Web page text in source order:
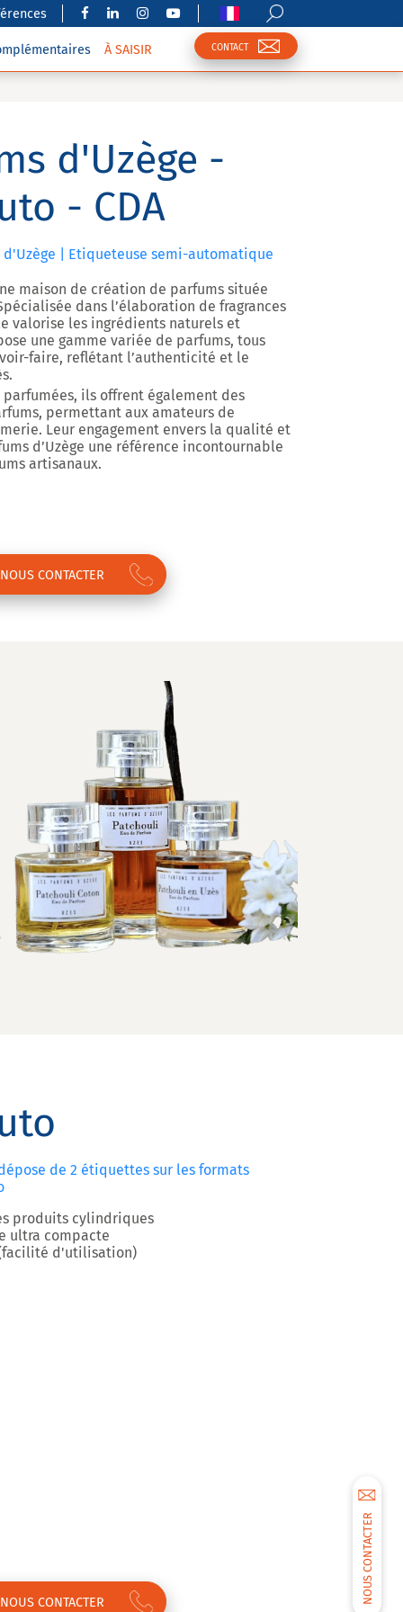
À SAISIR CONTACT
NOUS CONTACTER
d'Uzège -
- CDA
d'Uzège | Etiqueteuse semi-automatique
maison de création de parfums située
dans l’élaboration de fragrances
valorise les ingrédients naturels et
une gamme variée de parfums, tous
faire, reflétant l’authenticité et le
ils offrent également des
permettant aux amateurs de
Leur engagement envers la qualité et
d’Uzège une référence incontournable
artisanaux.
NOUS CONTACTER
de 2 étiquettes sur les formats
produits cylindriques
ultra compacte
d'utilisation)
NOUS CONTACTER